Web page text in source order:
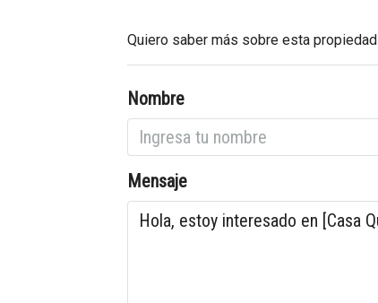
Quiero saber más sobre esta propiedad
Nombre
Mensaje